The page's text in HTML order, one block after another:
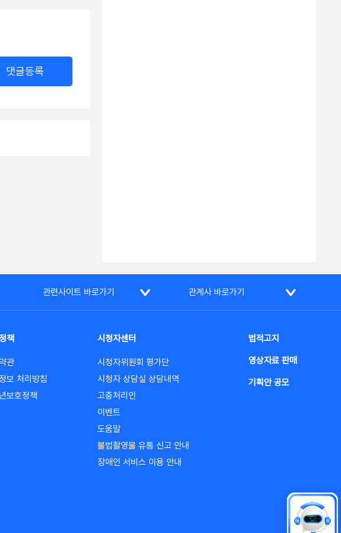
댓글등록
관련사이트 바로가기 관계사 바로가기
책
관
보 처리방침
보호정책
시청자센터
시청자위원회 평가단
시청자 상담실 상담내역
고충처리인
이벤트
도움말
불법촬영물 유통 신고 안내
장애인 서비스 이용 안내
법적고지
영상자료 판매
기획안 공모